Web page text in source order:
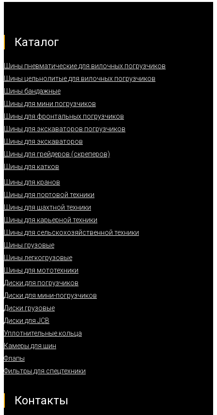
Каталог
Шины пневматические для вилочных погрузчиков
Шины цельнолитые для вилочных погрузчиков
Шины бандажные
Шины для мини погрузчиков
Шины для фронтальных погрузчиков
Шины для экскаваторов погрузчиков
Шины для экскаваторов
Шины для грейдеров (скреперов)
Шины для катков
Шины для кранов
Шины для портовой техники
Шины для шахтной техники
Шины для карьерной техники
Шины для сельскохозяйственной техники
Шины грузовые
Шины легкогрузовые
Шины для мототехники
Диски для погрузчиков
Диски для мини-погрузчиков
Диски грузовые
Диски для JCB
Уплотнительные кольца
Камеры для шин
Флапы
Фильтры для спецтехники
Контакты